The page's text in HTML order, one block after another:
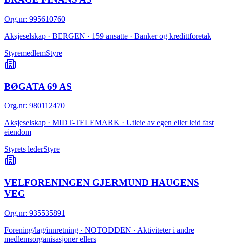
Org.nr: 995610760
Aksjeselskap · BERGEN · 159 ansatte · Banker og kredittforetak
StyremedlemStyre
BØGATA 69 AS
Org.nr: 980112470
Aksjeselskap · MIDT-TELEMARK · Utleie av egen eller leid fast
eiendom
Styrets lederStyre
VELFORENINGEN GJERMUND HAUGENS
VEG
Org.nr: 935535891
Forening/lag/innretning · NOTODDEN · Aktiviteter i andre
medlemsorganisasjoner ellers